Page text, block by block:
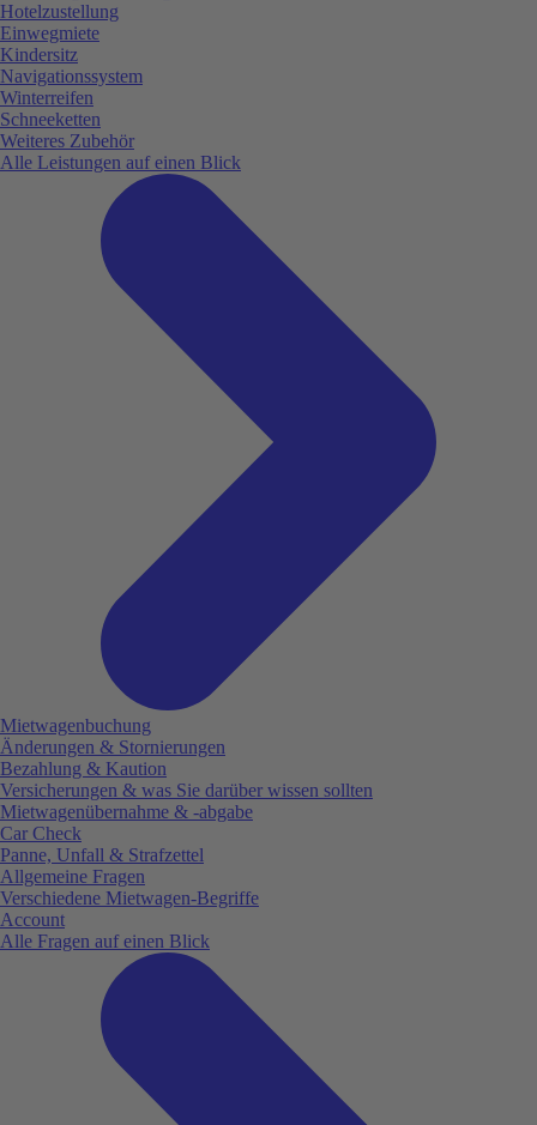
Hotelzustellung
Einwegmiete
Kindersitz
Navigationssystem
Winterreifen
Schneeketten
Weiteres Zubehör
Alle Leistungen auf einen Blick
Mietwagenbuchung
Änderungen & Stornierungen
Bezahlung & Kaution
Versicherungen & was Sie darüber wissen sollten
Mietwagenübernahme & -abgabe
Car Check
Panne, Unfall & Strafzettel
Allgemeine Fragen
Verschiedene Mietwagen-Begriffe
Account
Alle Fragen auf einen Blick